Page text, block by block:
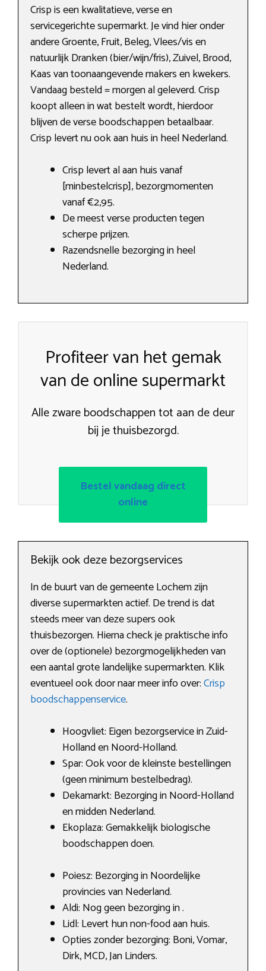
Crisp is een kwalitatieve, verse en
servicegerichte supermarkt. Je vind hier onder
andere Groente, Fruit, Beleg, Vlees/vis en
natuurlijk Dranken (bier/wijn/fris), Zuivel, Brood,
Kaas van toonaangevende makers en kwekers.
Vandaag besteld = morgen al geleverd. Crisp
koopt alleen in wat bestelt wordt, hierdoor
blijven de verse boodschappen betaalbaar.
Crisp levert nu ook aan huis in heel Nederland.
Crisp levert al aan huis vanaf
[minbestelcrisp], bezorgmomenten
vanaf €2,95.
De meest verse producten tegen
scherpe prijzen.
Razendsnelle bezorging in heel
Nederland.
Profiteer van het gemak
van de online supermarkt
Alle zware boodschappen tot aan de deur
bij je thuisbezorgd.
Bestel vandaag direct
online
Bekijk ook deze bezorgservices
In de buurt van de gemeente Lochem zijn
diverse supermarkten actief. De trend is dat
steeds meer van deze supers ook
thuisbezorgen. Hierna check je praktische info
over de (optionele) bezorgmogelijkheden van
een aantal grote landelijke supermarkten. Klik
eventueel ook door naar meer info over:Crisp
boodschappenservice.
Hoogvliet: Eigen bezorgservice in Zuid-
Holland en Noord-Holland.
Spar: Ook voor de kleinste bestellingen
(geen minimum bestelbedrag).
Dekamarkt: Bezorging in Noord-Holland
en midden Nederland.
Ekoplaza: Gemakkelijk biologische
boodschappen doen.
Poiesz: Bezorging in Noordelijke
provincies van Nederland.
Aldi: Nog geen bezorging in .
Lidl: Levert hun non-food aan huis.
Opties zonder bezorging: Boni, Vomar,
Dirk, MCD, Jan Linders.